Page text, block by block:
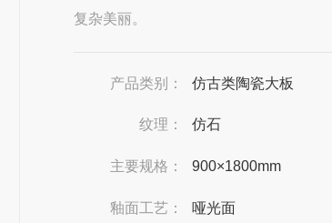
复杂美丽。
产品类别： 仿古类陶瓷大板
纹理： 仿石
主要规格： 900×1800mm
釉面工艺： 哑光面